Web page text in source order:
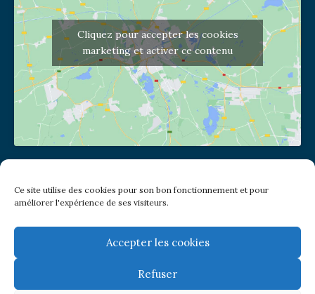
Ce site utilise des cookies pour son bon fonctionnement et pour
améliorer l'expérience de ses visiteurs.
Accepter les cookies
Refuser
Cliquez pour accepter les cookies
marketing et activer ce contenu
(pas de courrier à cette adresse)
2 place Jules Joffrin - 75018
Metro: Jules Joffrin ou Simplon
Bus : Mairie du XVIII
Newsletter